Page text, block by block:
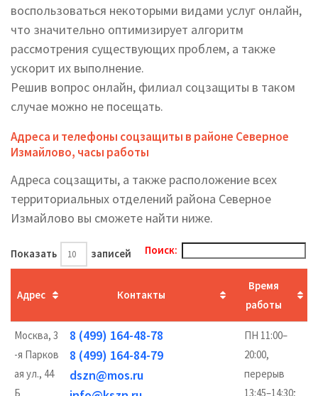
воспользоваться некоторыми видами услуг онлайн,
что значительно оптимизирует алгоритм
рассмотрения существующих проблем, а также
ускорит их выполнение.
Решив вопрос онлайн, филиал соцзащиты в таком
случае можно не посещать.
Адреса и телефоны соцзащиты в районе Северное
Измайлово, часы работы
Адреса соцзащиты, а также расположение всех
территориальных отделений района Северное
Измайлово вы cможете найти ниже.
Показать записей Поиск:
Адрес Контакты
Время
работы
Москва, 3
-я Парков
ая ул., 44
Б
8 (499) 164-48-78
8 (499) 164-84-79
dszn@mos.ru
ПН 11:00–
20:00,
перерыв
13:45–14:30;